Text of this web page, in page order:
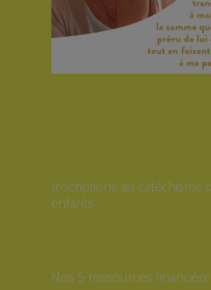
Inscriptions au catéchisme
enfants
Nos 5 ressources